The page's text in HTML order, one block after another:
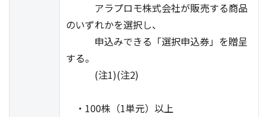
アラプロモ株式会社が販売する商品
のいずれかを選択し、
申込みできる「選択申込券」を贈呈
する。
(注1)(注2)
・100株（1単元）以上